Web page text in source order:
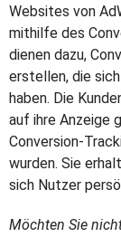
Websites von
mithilfe des
dienen dazu,
erstellen, die
haben. Die
auf ihre Anzeige
Conversion-
wurden. Sie
sich Nutzer
Möchten Sie